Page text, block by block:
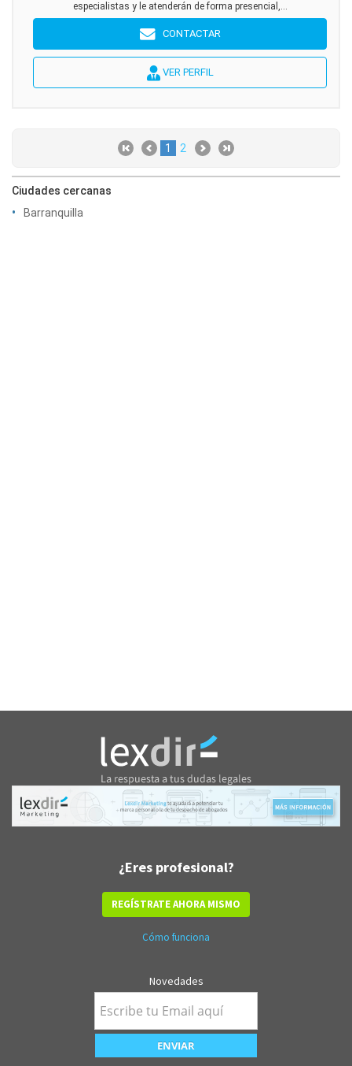
especialistas y le atenderán de forma presencial,...
CONTACTAR
VER PERFIL
1 2
Ciudades cercanas
Barranquilla
¿Eres profesional?
REGÍSTRATE AHORA MISMO
Cómo funciona
Novedades